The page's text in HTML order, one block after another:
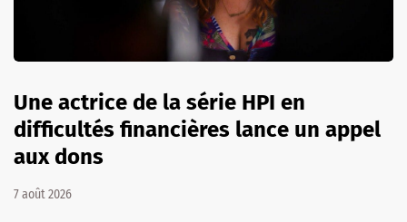
Une actrice de la série HPI en
difficultés financières lance un appel
aux dons
7 août 2026